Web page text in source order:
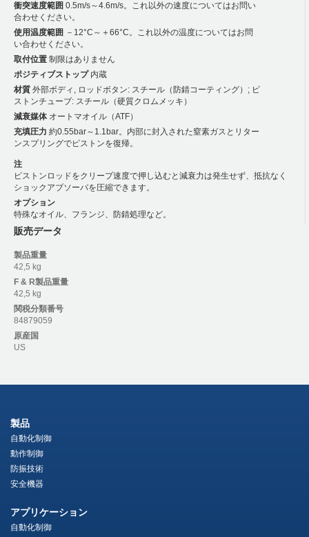
衝突速度範囲 0.5m/s～4.6m/s。これ以外の速度についてはお問い
合わせください。
使用温度範囲 －12°C～＋66°C。これ以外の温度についてはお問
い合わせください。
取付位置 制限はありません
ポジティブストップ内蔵
材質 外部ボディ, ロッドボタン: スチール（防錆コーティング）; ピ
ストンチューブ: スチール（硬質クロムメッキ）
減衰媒体オートマオイル（ATF）
充填圧力 約0.55bar～1.1bar。内部に封入された窒素ガスとリター
ンスプリングでピストンを復帰。
注
ピストンロッドをクリープ速度で押し込むと減衰力は発生せず、抵抗なく
ショックアブソーバを圧縮できます。
オプション
特殊なオイル、フランジ、防錆処理など。
販売データ
製品重量
42,5 kg
F & R製品重量
42,5 kg
関税分類番号
84879059
原産国
US
製品
自動化制御
動作制御
防振技術
安全機器
アプリケーション
自動化制御